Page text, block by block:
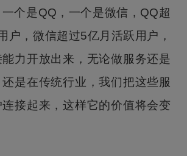
个是QQ，一个是微信，QQ超
户，微信超过5亿月活跃用户，
力开放出来，无论做服务还是
是在传统行业，我们把这些服
接起来，这样它的价值将会变